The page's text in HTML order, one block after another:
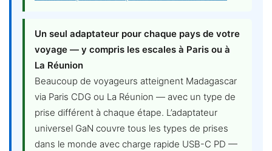
Un seul adaptateur pour chaque pays de votre
voyage — y compris les escales à Paris ou à
La Réunion
Beaucoup de voyageurs atteignent Madagascar
via Paris CDG ou La Réunion — avec un type de
prise différent à chaque étape. L’adaptateur
universel GaN couvre tous les types de prises
dans le monde avec charge rapide USB-C PD —